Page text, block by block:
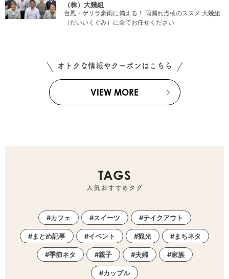
（株）大幾組
台風・ゲリラ豪雨に備える！ 雨漏れ点検のススメ 大幾組
（だいいくぐみ）に全てお任せください
オトクな情報やクーポンはこちら
VIEW MORE
TAGS
人気おすすめタグ
カフェ スイーツ テイクアウト
まとめ記事 イベント 観光 まちネタ
季節ネタ 親子 夫婦 家族
カップル